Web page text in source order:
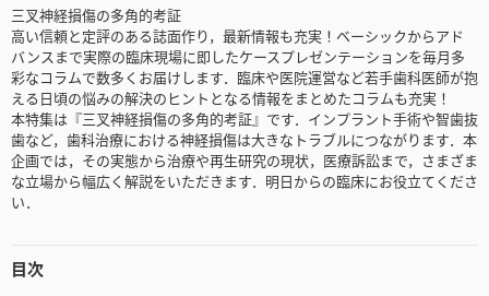
三叉神経損傷の多角的考証
高い信頼と定評のある誌面作り，最新情報も充実！ベーシックからアド
バンスまで実際の臨床現場に即したケースプレゼンテーションを毎月多
彩なコラムで数多くお届けします．臨床や医院運営など若手歯科医師が抱
える日頃の悩みの解決のヒントとなる情報をまとめたコラムも充実！
本特集は『三叉神経損傷の多角的考証』です．インプラント手術や智歯抜
歯など，歯科治療における神経損傷は大きなトラブルにつながります．本
企画では，その実態から治療や再生研究の現状，医療訴訟まで，さまざま
な立場から幅広く解説をいただきます．明日からの臨床にお役立てくださ
い．
目次